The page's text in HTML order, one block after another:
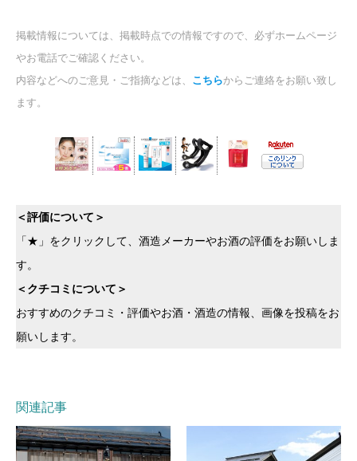
掲載情報については、掲載時点での情報ですので、必ずホームページ
やお電話でご確認ください。
内容などへのご意見・ご指摘などは、 こちらからご連絡をお願い致し
ます。
＜評価について＞
「★」をクリックして、酒造メーカーやお酒の評価をお願いしま
す。
＜クチコミについて＞
おすすめのクチコミ・評価やお酒・酒造の情報、画像を投稿をお
願いします。
関連記事